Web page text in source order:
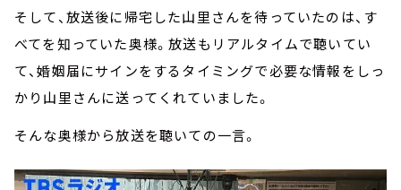
そして、放送後に帰宅した山里さんを待っていたのは、す
べてを知っていた奥様。放送もリアルタイムで聴いてい
て、婚姻届にサインをするタイミングで必要な情報をしっ
かり山里さんに送ってくれていました。
そんな奥様から放送を聴いての一言。